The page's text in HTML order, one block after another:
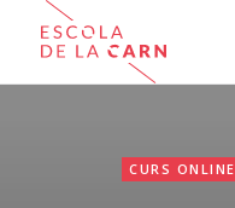
CURS ONLINE